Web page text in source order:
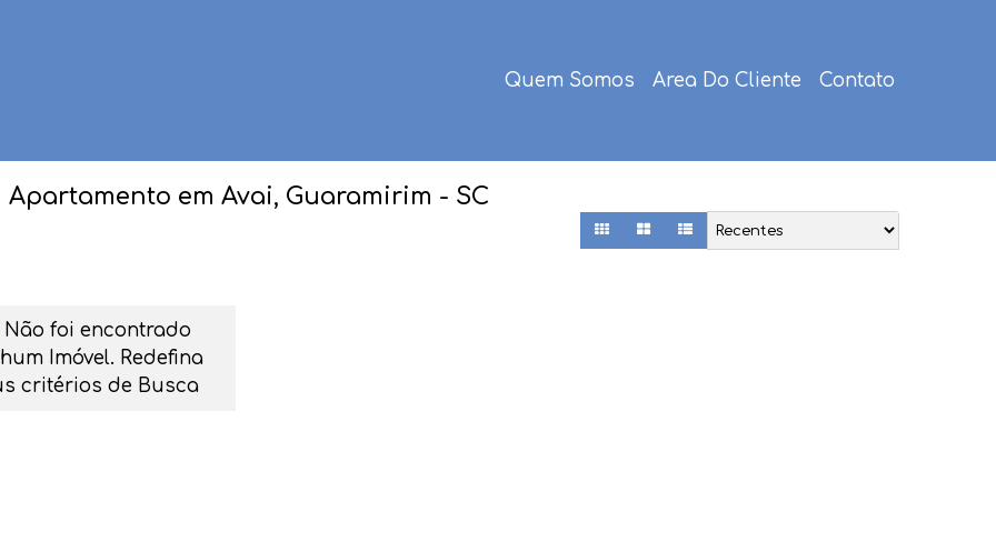
Quem Somos Area Do Cliente Contato
Apartamento em Avai, Guaramirim - SC
Não foi encontrado
Imóvel. Redefina
critérios de Busca